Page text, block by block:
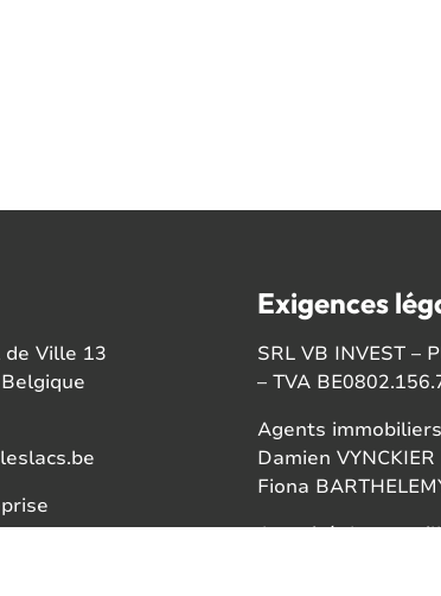
de Ville 13
Exigences
SRL VB INVEST –
– TVA
Agents
Damien
Fiona
Autorité de